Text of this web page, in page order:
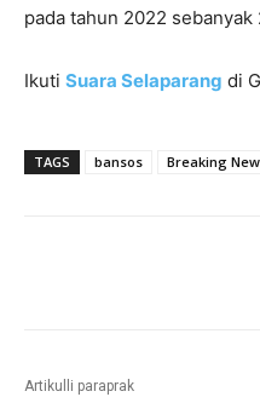
pada tahun 2022 sebanyak
Ikuti Suara Selaparang di
TAGS bansos Breaking
Artikulli paraprak